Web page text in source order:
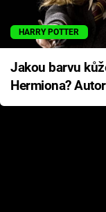
HARRY POTTER
Jakou barvu
Hermiona?
Pottera přišla s